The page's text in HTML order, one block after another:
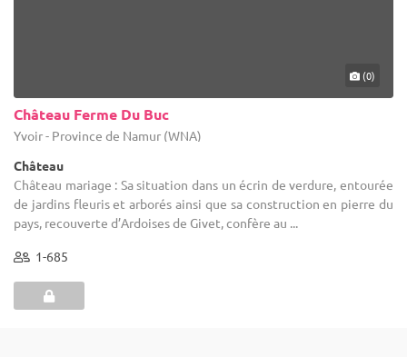
(0)
Château Ferme Du Buc
Yvoir - Province de Namur (WNA)
Château
Château mariage : Sa situation dans un écrin de verdure, entourée
de jardins fleuris et arborés ainsi que sa construction en pierre du
pays, recouverte d’Ardoises de Givet, confère au ...
1-685